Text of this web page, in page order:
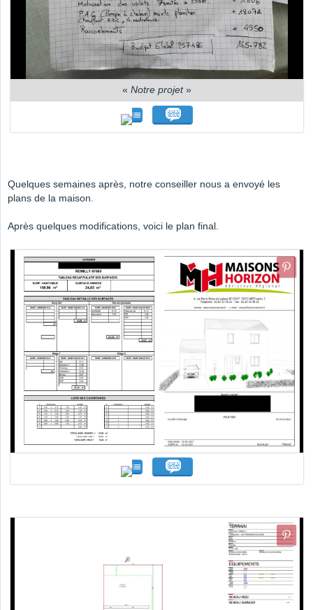
« Notre projet»
Quelques semaines après, notre conseiller nous a envoyé les
plans de la maison.
Après quelques modifications, voici le plan final.